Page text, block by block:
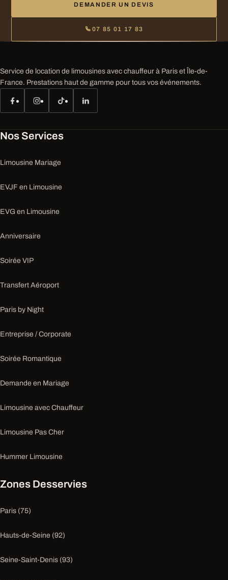
DEMANDER UN DEVIS
07 85 01 17 83
Service de location de limousines avec chauffeur à Paris et Île-de-
France. Prestations haut de gamme pour tous vos événements.
Nos Services
Limousine Mariage
EVJF en Limousine
EVG en Limousine
Anniversaire
Soirée VIP
Transfert Aéroport
Paris by Night
Entreprise / Corporate
Soirée Romantique
Demande en Mariage
Limousine avec Chauffeur
Limousine Pas Cher
Hummer Limousine
Zones Desservies
Paris (75)
Hauts-de-Seine (92)
Seine-Saint-Denis (93)